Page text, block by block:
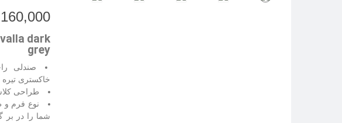
61,160,000
dark
grey
خاکستری تیره
طراحی
نوع فرم و
شما را در بر